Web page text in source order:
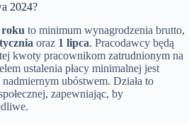
2024?
roku to minimum wynagrodzenia brutto,
oraz 1 lipca. Pracodawcy będą
kwoty pracownikom zatrudnionym na
ustalenia płacy minimalnej jest
ubóstwem. Działa to
zapewniając, by